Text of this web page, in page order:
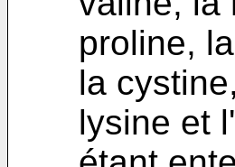
proline,
la
lysine et